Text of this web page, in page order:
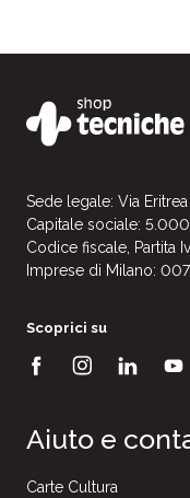
Sede legale: Via
Capitale sociale:
Codice fiscale, Partita
Imprese di Milano:
Scoprici su
Aiuto e
Carte Cultura